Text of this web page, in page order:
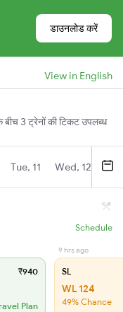
डाउनलोड करें
View in English
बीच 3 ट्रेनों की टिकट उपलब्ध
Tue, 11 Wed, 12
Schedule
₹940
Plan
9 hrs ago
SL
WL 124
49% Chance